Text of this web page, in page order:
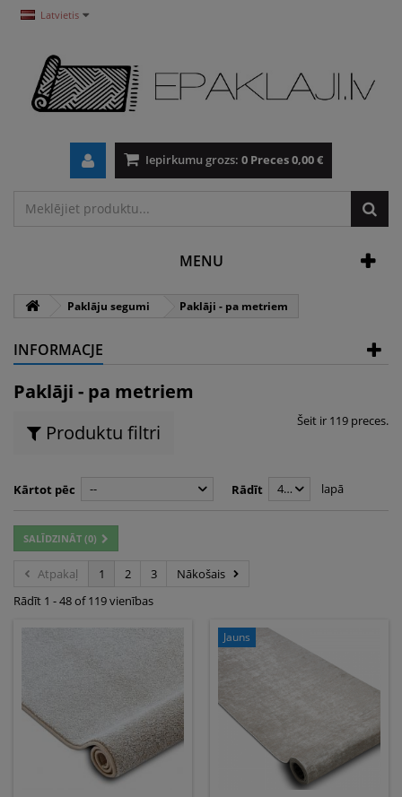
Latvietis
Iepirkumu grozs: 0 Preces0,00 €
MENU
Paklāju segumi Paklāji - pa metriem
INFORMACJE
Paklāji - pa metriem
Produktu filtri
Šeit ir 119 preces.
Kārtot pēc -- Rādīt 48 lapā
SALĪDZINĀT (0)
Atpakaļ 1 2 3
Nākošais
Rādīt 1 - 48 of 119 vienības
Jauns